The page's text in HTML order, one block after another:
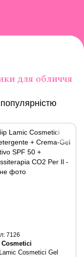
для обличчя
7126
Cosmetici
Cosmetici Gel